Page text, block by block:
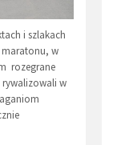
i szlakach
maratonu, w
rozegrane
rywalizowali w